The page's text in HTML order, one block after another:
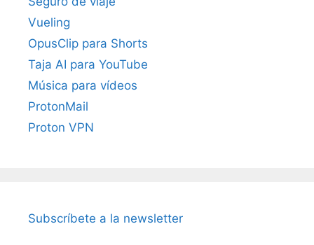
Vueling
OpusClip para Shorts
Taja AI para YouTube
Música para vídeos
ProtonMail
Proton VPN
Subscríbete a la newsletter